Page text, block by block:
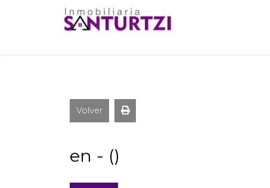
Volver
en - ()